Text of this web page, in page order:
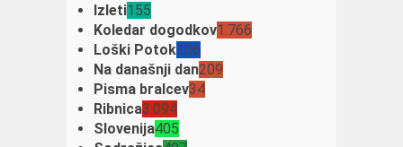
Izleti155
Koledar dogodkov1.766
Loški Potok106
Na današnji dan209
Pisma bralcev34
Ribnica3.094
Slovenija405